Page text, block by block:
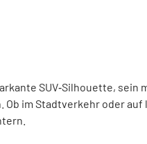
SUV‑Silhouette,
Ob im Stadtverkehr oder